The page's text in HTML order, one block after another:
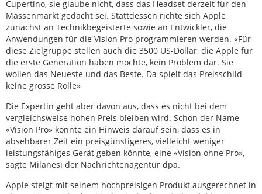
Cupertino, sie glaube nicht, dass das Headset derzeit für den
Massenmarkt gedacht sei. Stattdessen richte sich Apple
zunächst an Technikbegeisterte sowie an Entwickler, die
Anwendungen für die Vision Pro programmieren werden. «Für
diese Zielgruppe stellen auch die 3500 US-Dollar, die Apple für
die erste Generation haben möchte, kein Problem dar. Sie
wollen das Neueste und das Beste. Da spielt das Preisschild
keine grosse Rolle»
Die Expertin geht aber davon aus, dass es nicht bei dem
vergleichsweise hohen Preis bleiben wird. Schon der Name
«Vision Pro» könnte ein Hinweis darauf sein, dass es in
absehbarer Zeit ein preisgünstigeres, vielleicht weniger
leistungsfähiges Gerät geben könnte, eine «Vision ohne Pro»,
sagte Milanesi der Nachrichtenagentur dpa.
Apple steigt mit seinem hochpreisigen Produkt ausgerechnet in